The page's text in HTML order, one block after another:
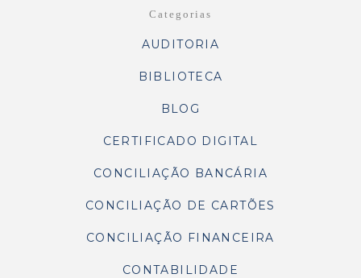
Categorias
AUDITORIA
BIBLIOTECA
BLOG
CERTIFICADO DIGITAL
CONCILIAÇÃO BANCÁRIA
CONCILIAÇÃO DE CARTÕES
CONCILIAÇÃO FINANCEIRA
CONTABILIDADE